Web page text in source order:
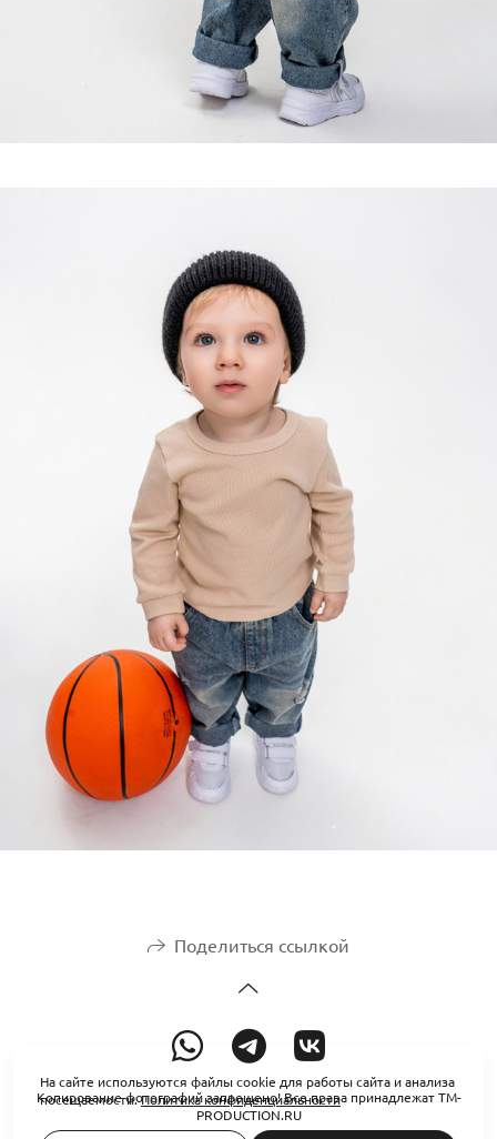
Поделиться ссылкой
Копирование фотографий запрещено! Все права принадлежат TM-
PRODUCTION.RU
На сайте используются файлы cookie для работы сайта и анализа
посещаемости.Политика конфиденциальности